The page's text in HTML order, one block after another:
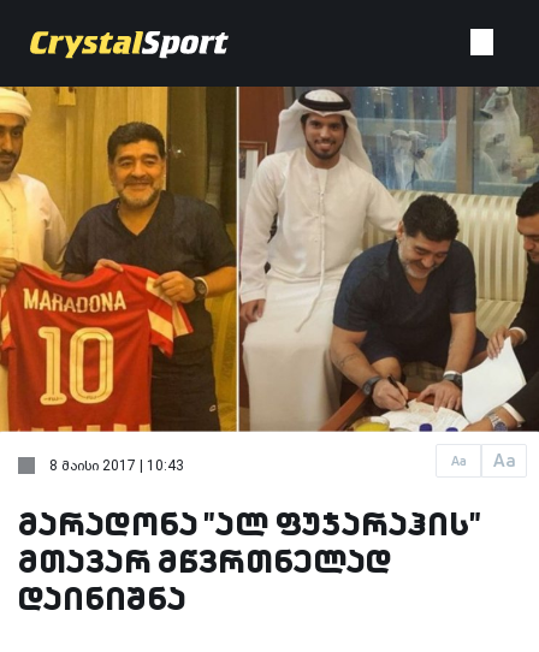
Aa Aa
8 მაისი 2017 | 10:43
მარადონა "ალ ფუჯარაჰის"
მთავარ მწვრთნელად
დაინიშნა